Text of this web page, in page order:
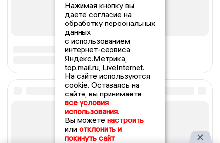
Нажимая кнопку вы
даете согласие на
обработку персональных
данных
с использованием
интернет-сервиса
Яндекс.Метрика,
top.mail.ru, LiveInternet.
На сайте используются
cookie. Оставаясь на
сайте, вы принимаете
все условия
использования.
Вы можете настроить
или отклонить и
покинуть сайт